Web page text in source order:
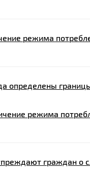
режима
определены
режима
граждан о